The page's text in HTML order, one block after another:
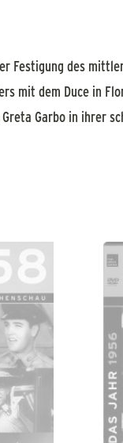
Festigung des
mit dem Duce in
Garbo in ihrer